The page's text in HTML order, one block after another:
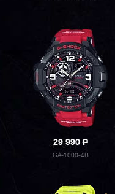
29 990P
GA-1000-4B